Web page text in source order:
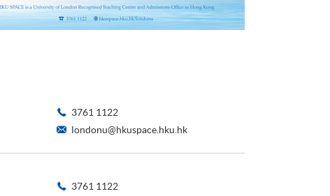
3761 1122
londonu@hkuspace.hku.hk
3761 1122